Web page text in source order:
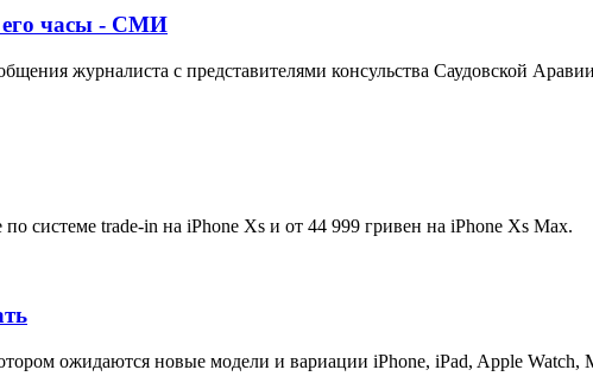
его часы - СМИ
журналиста с представителями консульства Саудовской
системе trade-in на iPhone Xs и от 44 999 гривен на iPhone Xs Max.
ожидаются новые модели и вариации iPhone, iPad, Apple Watch,